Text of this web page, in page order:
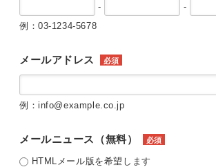
-
-
例：03-1234-5678
メールアドレス 必須
例：info@example.co.jp
メールニュース（無料） 必須
HTMLメール版を希望します